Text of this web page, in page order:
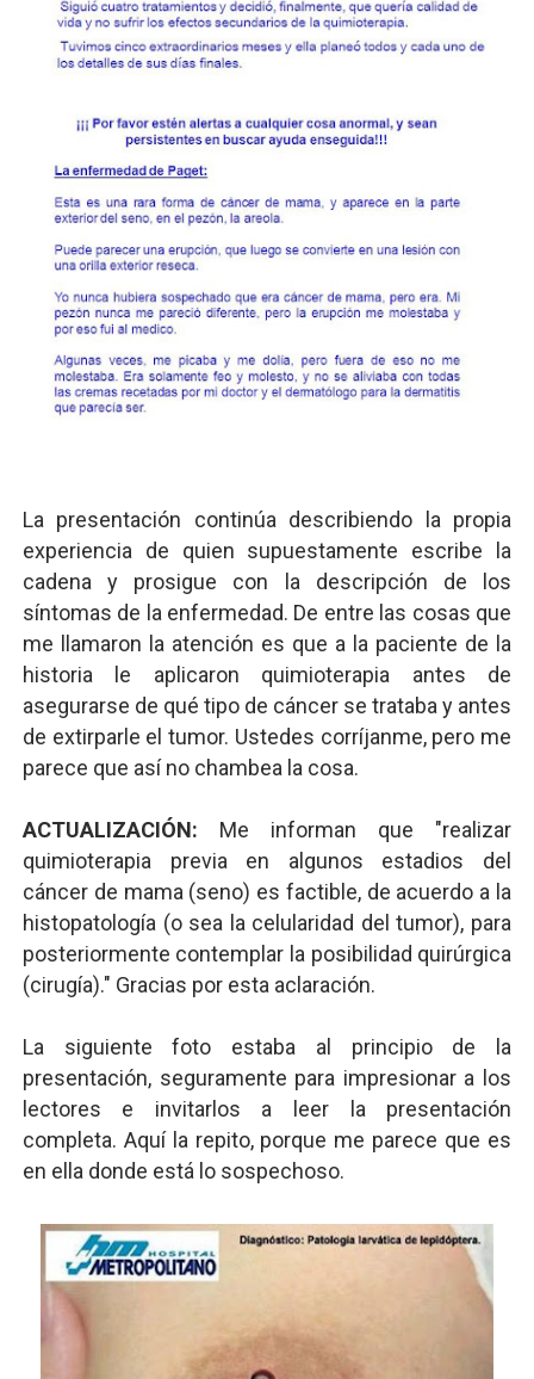
La presentación continúa describiendo la propia
experiencia de quien supuestamente escribe la
cadena y prosigue con la descripción de los
síntomas de la enfermedad. De entre las cosas que
me llamaron la atención es que a la paciente de la
historia le aplicaron quimioterapia antes de
asegurarse de qué tipo de cáncer se trataba y antes
de extirparle el tumor. Ustedes corríjanme, pero me
parece que así no chambea la cosa.
ACTUALIZACIÓN: Me informan que "realizar
quimioterapia previa en algunos estadios del
cáncer de mama (seno) es factible, de acuerdo a la
histopatología (o sea la celularidad del tumor), para
posteriormente contemplar la posibilidad quirúrgica
(cirugía)." Gracias por esta aclaración.
La siguiente foto estaba al principio de la
presentación, seguramente para impresionar a los
lectores e invitarlos a leer la presentación
completa. Aquí la repito, porque me parece que es
en ella donde está lo sospechoso.